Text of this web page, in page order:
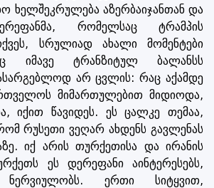
ხელშეკრულება აზერბაიჯანთან და
რომელსაც ტრამპის
სრულიად ახალი მომენტები
იმავე ტრანზიტულ ბალანსს
არ ცვლის: რაც აქამდე
მიმართულებით მიდიოდა,
იქით წავიდეს. ეს ცალკე თემაა,
რუსეთი ვეღარ ახდენს გავლენას
იქ არის თურქეთისა და ირანის
ეს დერეფანი აინტერესებს,
ერთი სიტყვით,